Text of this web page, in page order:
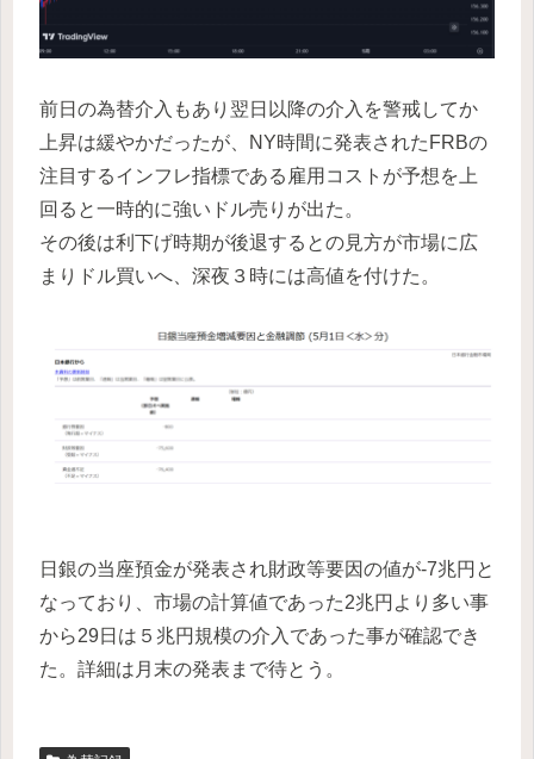
前日の為替介入もあり翌日以降の介入を警戒してか
上昇は緩やかだったが、NY時間に発表されたFRBの
注目するインフレ指標である雇用コストが予想を上
回ると一時的に強いドル売りが出た。
その後は利下げ時期が後退するとの見方が市場に広
まりドル買いへ、深夜３時には高値を付けた。
日銀の当座預金が発表され財政等要因の値が-7兆円と
なっており、市場の計算値であった2兆円より多い事
から29日は５兆円規模の介入であった事が確認でき
た。詳細は月末の発表まで待とう。